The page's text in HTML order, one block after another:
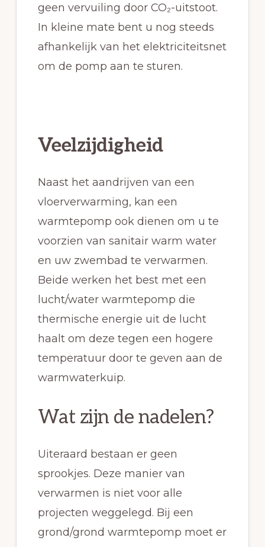
geen vervuiling door CO₂-uitstoot.
In kleine mate bent u nog steeds
afhankelijk van het elektriciteitsnet
om de pomp aan te sturen.
Veelzijdigheid
Naast het aandrijven van een
vloerverwarming, kan een
warmtepomp ook dienen om u te
voorzien van sanitair warm water
en uw zwembad te verwarmen.
Beide werken het best met een
lucht/water warmtepomp die
thermische energie uit de lucht
haalt om deze tegen een hogere
temperatuur door te geven aan de
warmwaterkuip.
Wat zijn de nadelen?
Uiteraard bestaan er geen
sprookjes. Deze manier van
verwarmen is niet voor alle
projecten weggelegd. Bij een
grond/grond warmtepomp moet er